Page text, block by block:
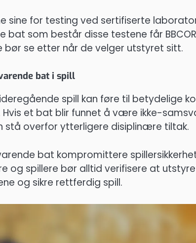
sine for testing ved sertifiserte
bat som består disse testene får
bør se etter når de velger utstyret sitt.
bat i spill
spill kan føre til betydelige
et bat blir funnet å være ikke-
stå overfor ytterligere disiplinære tiltak.
bat kompromittere
og spillere bør alltid verifisere at
og sikre rettferdig spill.